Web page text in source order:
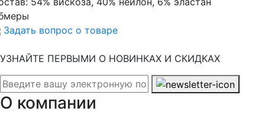
Задать вопрос о товаре
УЗНАЙТЕ ПЕРВЫМИ О НОВИНКАХ И СКИДКАХ
О компании